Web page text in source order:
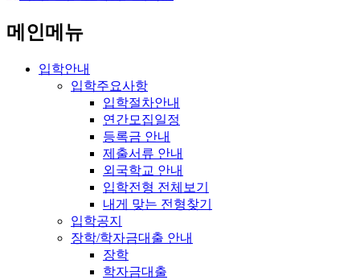
메인메뉴
입학안내
입학주요사항
입학절차안내
연간모집일정
등록금 안내
제출서류 안내
외국학교 안내
입학전형 전체보기
내게 맞는 전형찾기
입학공지
장학/학자금대출 안내
장학
학자금대출